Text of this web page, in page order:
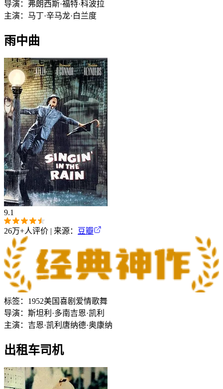
导演： 弗朗西斯·福特·科波拉
主演： 马丁·辛马龙·白兰度
雨中曲
9.1
26万+人评价 | 来源： 豆瓣
标签： 1952美国喜剧 爱情歌舞
导演： 斯坦利·多南吉恩·凯利
主演： 吉恩·凯利 唐纳德·奥康纳
出租车司机